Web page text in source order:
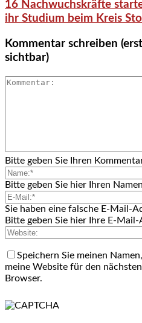
16 Nachwuchskräfte
ihr Studium beim Kreis
Kommentar schreiben
sichtbar)
Bitte geben Sie Ihren
Bitte geben Sie hier Ihren
Sie haben eine falsche E-Mail-
Bitte geben Sie hier Ihre E-Mail-
Speichern Sie meinen
meine Website für den
Browser.